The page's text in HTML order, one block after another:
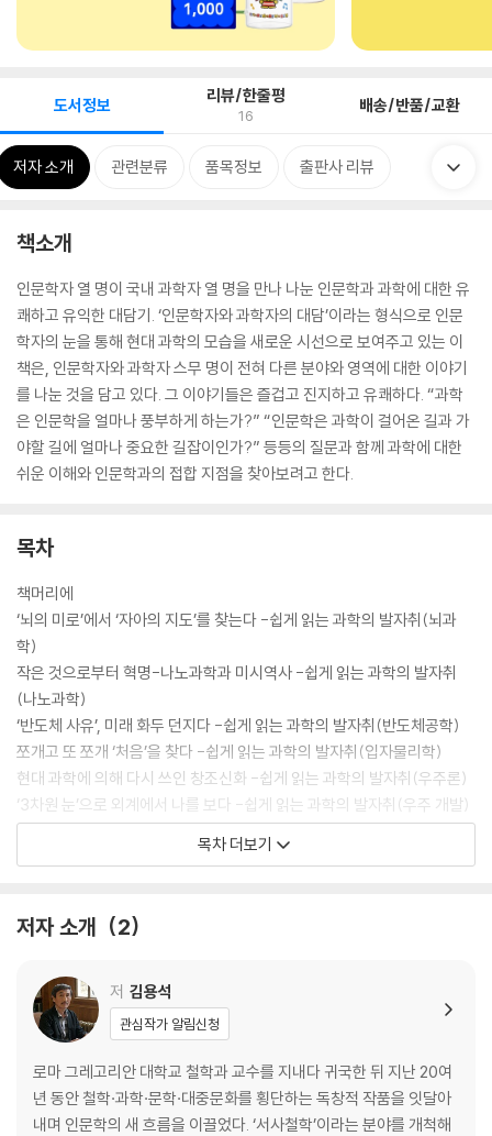
도서정보 리뷰/한줄평
16 배송/반품/교환
저자 소개 관련분류 품목정보 출판사 리뷰
책소개
인문학자 열 명이 국내 과학자 열 명을 만나 나눈 인문학과 과학에 대한 유
쾌하고 유익한 대담기. ‘인문학자와 과학자의 대담’이라는 형식으로 인문
학자의 눈을 통해 현대 과학의 모습을 새로운 시선으로 보여주고 있는 이
책은, 인문학자와 과학자 스무 명이 전혀 다른 분야와 영역에 대한 이야기
를 나눈 것을 담고 있다. 그 이야기들은 즐겁고 진지하고 유쾌하다. “과학
은 인문학을 얼마나 풍부하게 하는가?” “인문학은 과학이 걸어온 길과 가
야할 길에 얼마나 중요한 길잡이인가?” 등등의 질문과 함께 과학에 대한
쉬운 이해와 인문학과의 접합 지점을 찾아보려고 한다.
목차
책머리에
‘뇌의 미로’에서 ‘자아의 지도’를 찾는다 -쉽게 읽는 과학의 발자취(뇌과
학)
작은 것으로부터 혁명-나노과학과 미시역사 -쉽게 읽는 과학의 발자취
(나노과학)
‘반도체 사유’, 미래 화두 던지다 -쉽게 읽는 과학의 발자취(반도체공학)
쪼개고 또 쪼개 ‘처음’을 찾다 -쉽게 읽는 과학의 발자취(입자물리학)
현대 과학에 의해 다시 쓰인 창조신화 -쉽게 읽는 과학의 발자취(우주론)
‘3차원 눈’으로 외계에서 나를 보다 -쉽게 읽는 과학의 발자취(우주 개발)
인간과 기계의 상호작용과 의미 소통 -쉽게 읽는 과학의 발자취(로봇공
유전자 복제 시대의 생물학 -쉽게 읽는 과학의 발자취(유전자 연구)
보론: 자연과학과 인문학의 대화-역사를 통해 본 접점과 상호작용
목차 더보기
저자 소개 2
저 김용석
관심작가 알림신청
로마 그레고리안 대학교 철학과 교수를 지내다 귀국한 뒤 지난 20여
년 동안 철학·과학·문학·대중문화를 횡단하는 독창적 작품을 잇달아
내며 인문학의 새 흐름을 이끌었다. ‘서사철학’이라는 분야를 개척해